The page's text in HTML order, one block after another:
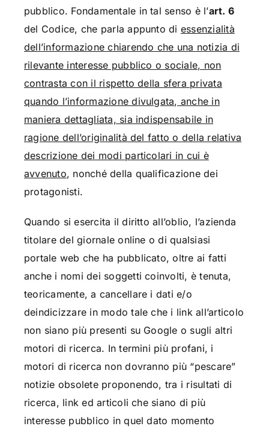
pubblico. Fondamentale in tal senso è l’art. 6
del Codice, che parla appunto di essenzialità
dell’informazione chiarendo che una notizia di
rilevante interesse pubblico o sociale, non
contrasta con il rispetto della sfera privata
quando l’informazione divulgata, anche in
maniera dettagliata, sia indispensabile in
ragione dell’originalità del fatto o della relativa
descrizione dei modi particolari in cui è
avvenuto, nonché della qualificazione dei
protagonisti.
Quando si esercita il diritto all’oblio, l’azienda
titolare del giornale online o di qualsiasi
portale web che ha pubblicato, oltre ai fatti
anche i nomi dei soggetti coinvolti, è tenuta,
teoricamente, a cancellare i dati e/o
deindicizzare in modo tale che i link all’articolo
non siano più presenti su Google o sugli altri
motori di ricerca. In termini più profani, i
motori di ricerca non dovranno più “pescare”
notizie obsolete proponendo, tra i risultati di
ricerca, link ed articoli che siano di più
interesse pubblico in quel dato momento